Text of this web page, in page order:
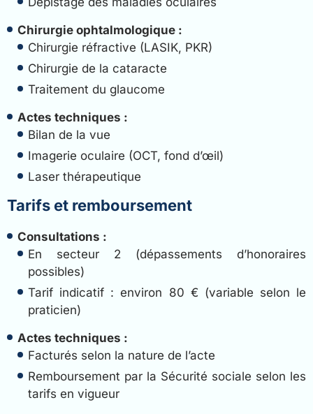
Chirurgie ophtalmologique :
Chirurgie réfractive (LASIK, PKR)
Chirurgie de la cataracte
Traitement du glaucome
Actes techniques :
Bilan de la vue
Imagerie oculaire (OCT, fond d’œil)
Laser thérapeutique
Tarifs et remboursement
Consultations :
En secteur 2 (dépassements d’honoraires
possibles)
Tarif indicatif : environ 80 € (variable selon le
praticien)
Actes techniques :
Facturés selon la nature de l’acte
Remboursement par la Sécurité sociale selon les
tarifs en vigueur